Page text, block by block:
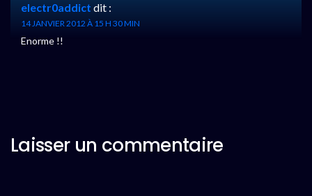
electr0addict dit :
14 JANVIER 2012 À 15 H 30 MIN
Enorme !!
Laisser un commentaire